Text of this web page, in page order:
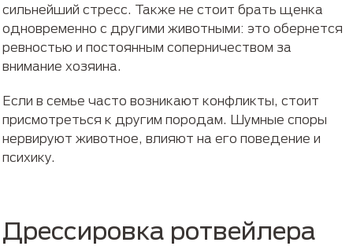
сильнейший стресс. Также не стоит брать щенка
одновременно с другими животными: это обернется
ревностью и постоянным соперничеством за
внимание хозяина.
Если в семье часто возникают конфликты, стоит
присмотреться к другим породам. Шумные споры
нервируют животное, влияют на его поведение и
психику.
Дрессировка ротвейлера